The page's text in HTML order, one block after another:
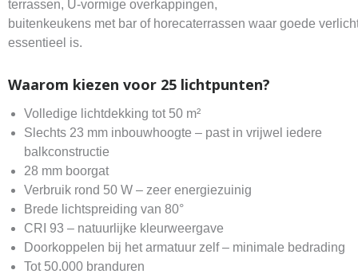
terrassen, U-vormige overkappingen,
buitenkeukens met bar of horecaterrassen waar goede
essentieel is.
Waarom kiezen voor 25 lichtpunten?
Volledige lichtdekking tot 50 m²
Slechts 23 mm inbouwhoogte – past in vrijwel iedere
balkconstructie
28 mm boorgat
Verbruik rond 50 W – zeer energiezuinig
Brede lichtspreiding van 80°
CRI 93 – natuurlijke kleurweergave
Doorkoppelen bij het armatuur zelf – minimale bedrading
Tot 50.000 branduren